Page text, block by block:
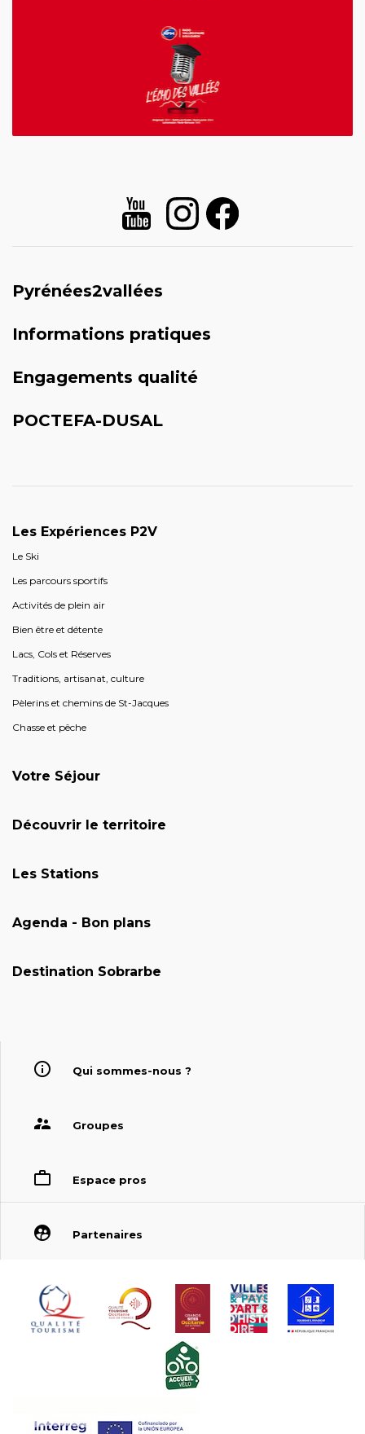
Pyrénées2vallées
Informations pratiques
Engagements qualité
POCTEFA-DUSAL
Les Expériences P2V
Le Ski
Les parcours sportifs
Activités de plein air
Bien être et détente
Lacs, Cols et Réserves
Traditions, artisanat, culture
Pèlerins et chemins de St-Jacques
Chasse et pêche
Votre Séjour
Découvrir le territoire
Les Stations
Agenda - Bon plans
Destination Sobrarbe
Qui sommes-nous ?
Groupes
Espace pros
Partenaires